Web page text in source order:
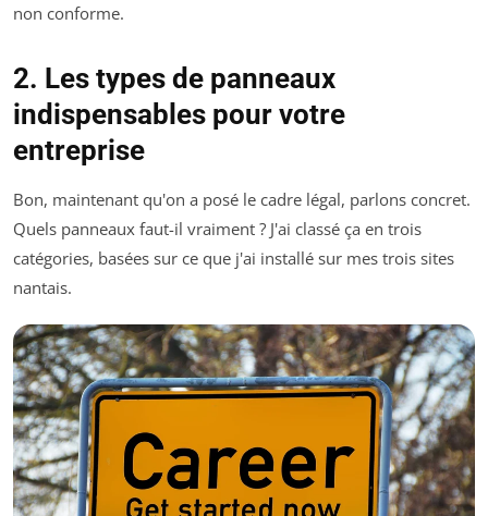
non conforme.
2. Les types de panneaux
indispensables pour votre
entreprise
Bon, maintenant qu'on a posé le cadre légal, parlons concret.
Quels panneaux faut-il vraiment ? J'ai classé ça en trois
catégories, basées sur ce que j'ai installé sur mes trois sites
nantais.